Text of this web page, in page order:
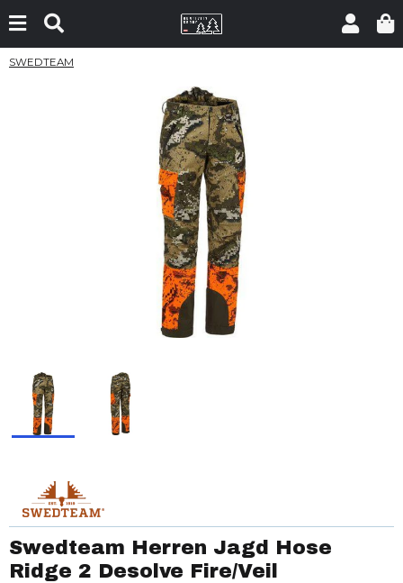
SWEDTEAM
Swedteam Herren Jagd Hose
Ridge 2 Desolve Fire/Veil